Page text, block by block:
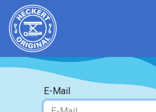
E-Mail